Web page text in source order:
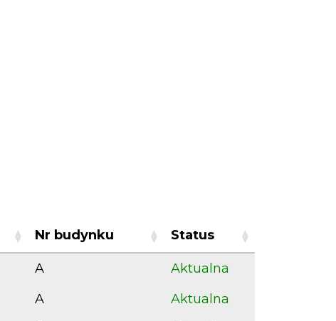
Nr budynku Status
A
Aktualna
A
Aktualna